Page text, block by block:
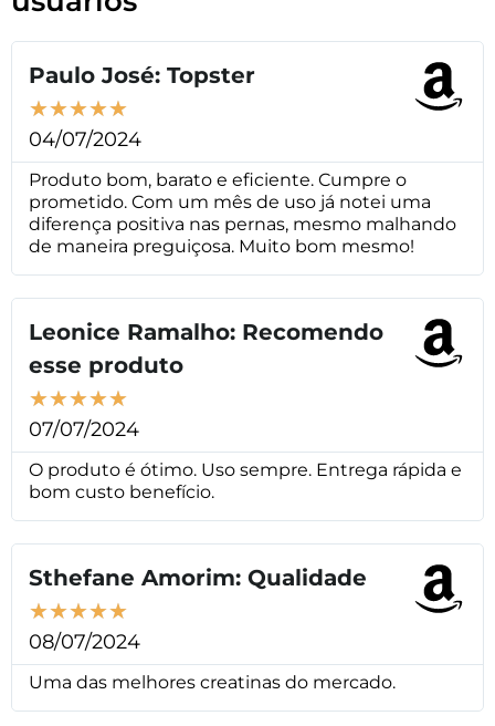
Paulo José: Topster
★★★★★
04/07/2024
Produto bom, barato e eficiente. Cumpre o
prometido. Com um mês de uso já notei uma
diferença positiva nas pernas, mesmo malhando
de maneira preguiçosa. Muito bom mesmo!
Leonice Ramalho: Recomendo
esse produto
★★★★★
07/07/2024
O produto é ótimo. Uso sempre. Entrega rápida e
bom custo benefício.
Sthefane Amorim: Qualidade
★★★★★
08/07/2024
Uma das melhores creatinas do mercado.